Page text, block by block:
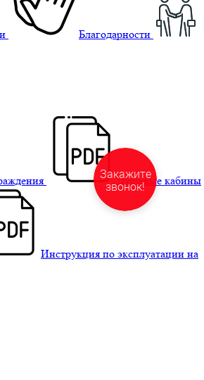
Благодарности
Душевые кабины
Инструкция по эксплуатации на